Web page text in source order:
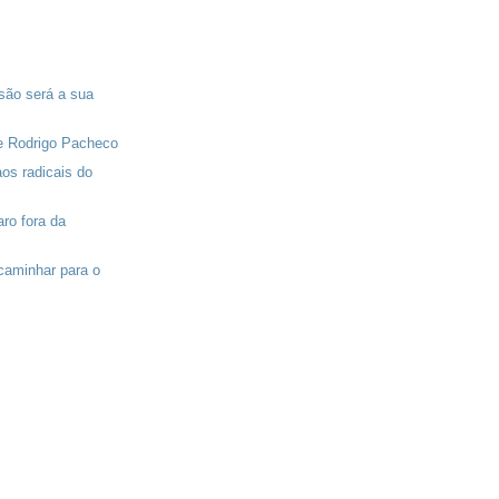
será a sua
Rodrigo Pacheco
radicais do
fora da
para o